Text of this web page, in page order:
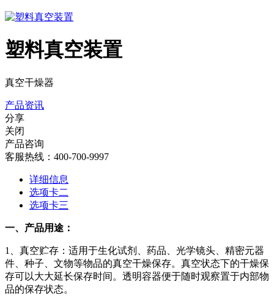
塑料真空装置
真空干燥器
产品资讯
分享
关闭
产品咨询
客服热线：400-700-9997
详细信息
选项卡二
选项卡三
一、产品用途：
1、真空贮存：适用于生化试剂、药品、光学镜头、精密元器
件、种子、文物等物品的真空干燥保存。真空状态下的干燥保
存可以大大延长保存时间。透明容器便于随时观察置于内部物
品的保存状态。